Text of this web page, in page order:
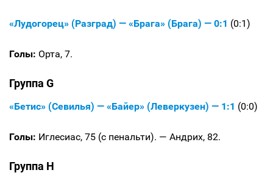
«Лудогорец» (Разград) — «Брага» (Брага) — 0:1 (0:1)
Голы: Орта, 7.
Группа G
«Бетис» (Севилья) — «Байер» (Леверкузен) — 1:1 (0:0)
Голы: Иглесиас, 75 (с пенальти). — Андрих, 82.
Группа H